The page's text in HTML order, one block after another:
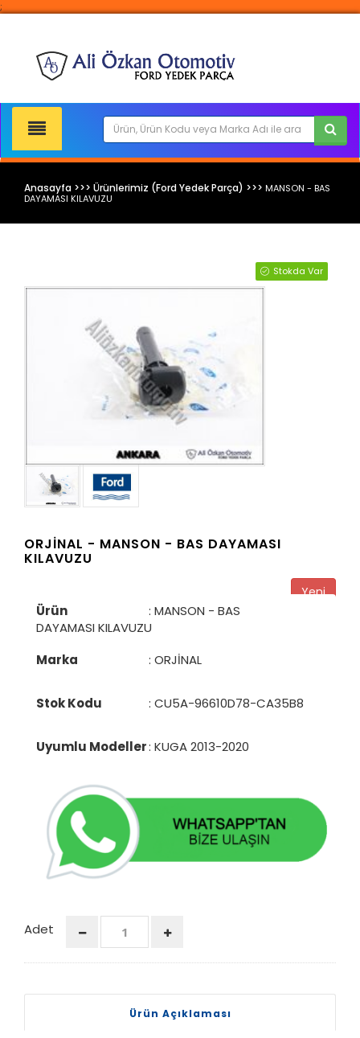
;
Anasayfa >>> Ürünlerimiz (Ford Yedek Parça) >>> MANSON - BAS
DAYAMASI KILAVUZU
Stokda Var
ORJİNAL - MANSON - BAS DAYAMASI
KILAVUZU
Yeni
Ürün
: MANSON - BAS
DAYAMASI KILAVUZU
Marka
: ORJİNAL
Stok Kodu : CU5A-96610D78-CA35B8
Uyumlu Modeller: KUGA 2013-2020
Adet
Ürün Açıklaması